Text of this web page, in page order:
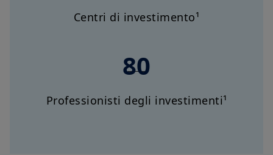
Centri di investimento¹
80
Professionisti degli investimenti¹